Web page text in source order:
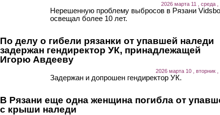
2026 марта 11 , среда ,
Нерешенную проблему выбросов в Рязани
освещал более 10 лет.
По делу о гибели рязанки от упавшей наледи
задержан гендиректор УК, принадлежащей
Игорю Авдееву
2026 марта 10 , вторник ,
Задержан и допрошен гендиректор УК.
В Рязани еще одна женщина погибла от
с крыши наледи